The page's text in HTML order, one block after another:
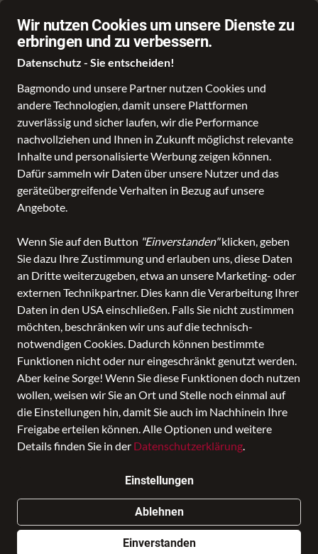
Wir nutzen Cookies um unsere Dienste zu
erbringen und zu verbessern.
Datenschutz - Sie entscheiden!
Bagmondo und unsere Partner nutzen Cookies und
andere Technologien, damit unsere Plattformen
zuverlässig und sicher laufen, wir die Performance
nachvollziehen und Ihnen in Zukunft möglichst relevante
Inhalte und personalisierte Werbung zeigen können.
Dafür sammeln wir Daten über unsere Nutzer und das
geräteübergreifende Verhalten in Bezug auf unsere
Angebote.
Wenn Sie auf den Button "Einverstanden"klicken, geben
Sie dazu Ihre Zustimmung und erlauben uns, diese Daten
an Dritte weiterzugeben, etwa an unsere Marketing- oder
externen Technikpartner. Dies kann die Verarbeitung Ihrer
Daten in den USA einschließen. Falls Sie nicht zustimmen
möchten, beschränken wir uns auf die technisch-
notwendigen Cookies. Dadurch können bestimmte
Funktionen nicht oder nur eingeschränkt genutzt werden.
Aber keine Sorge! Wenn Sie diese Funktionen doch nutzen
wollen, weisen wir Sie an Ort und Stelle noch einmal auf
die Einstellungen hin, damit Sie auch im Nachhinein Ihre
Freigabe erteilen können. Alle Optionen und weitere
Details finden Sie in der Datenschutzerklärung.
Einstellungen
Ablehnen
Einverstanden
Reise Business Freizeit Fashion & Lifestyle
Samsonite - ECODIVER - DUFFLE/WH
67/24 - black
Preis
259,00 € inkl. MwSt., VersandGRATIS
FEDELER Reisegepäck - Taschen -